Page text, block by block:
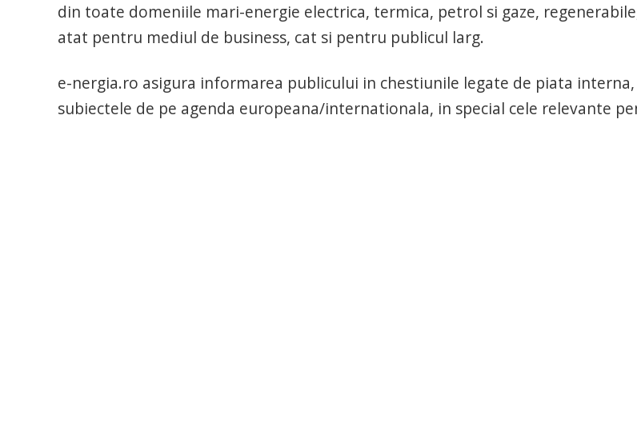
din toate domeniile mari-energie electrica, termica, petrol si gaze,
atat pentru mediul de business, cat si pentru publicul larg.
e-nergia.ro asigura informarea publicului in chestiunile legate de piata
subiectele de pe agenda europeana/internationala, in special cele relevante